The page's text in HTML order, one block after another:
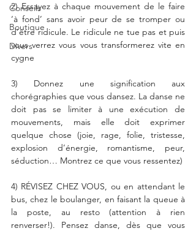
Conseils
Boutique
Divers
2) Essayez à chaque mouvement de le faire
‘à fond’ sans avoir peur de se tromper ou
d’être ridicule. Le ridicule ne tue pas et puis
vous verrez vous vous transformerez vite en
cygne
3) Donnez une signification aux
chorégraphies que vous dansez. La danse ne
doit pas se limiter à une exécution de
mouvements, mais elle doit exprimer
quelque chose (joie, rage, folie, tristesse,
explosion d’énergie, romantisme, peur,
séduction… Montrez ce que vous ressentez)
4) RÉVISEZ CHEZ VOUS, ou en attendant le
bus, chez le boulanger, en faisant la queue à
la poste, au resto (attention à rien
renverser!). Pensez danse, dès que vous